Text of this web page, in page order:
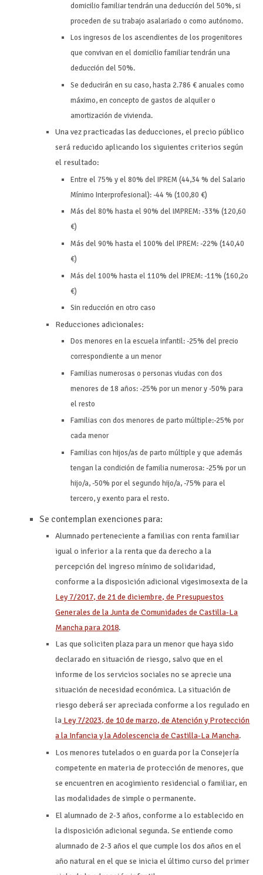
domicilio familiar tendrán una deducción del 50%, si
proceden de su trabajo asalariado o como autónomo.
Los ingresos de los ascendientes de los progenitores
que convivan en el domicilio familiar tendrán una
deducción del 50%.
Se deducirán en su caso, hasta 2.786 € anuales como
máximo, en concepto de gastos de alquiler o
amortización de vivienda.
Una vez practicadas las deducciones, el precio público
será reducido aplicando los siguientes criterios según
el resultado:
Entre el 75% y el 80% del IPREM (44,34 % del Salario
Mínimo Interprofesional): -44 % (100,80 €)
Más del 80% hasta el 90% del IMPREM: -33% (120,60
€)
Más del 90% hasta el 100% del IPREM: -22% (140,40
€)
Más del 100% hasta el 110% del IPREM: -11% (160,2o
€)
Sin reducción en otro caso
Reducciones adicionales:
Dos menores en la escuela infantil: -25% del precio
correspondiente a un menor
Familias numerosas o personas viudas con dos
menores de 18 años: -25% por un menor y -50% para
el resto
Familias con dos menores de parto múltiple:-25% por
cada menor
Familias con hijos/as de parto múltiple y que además
tengan la condición de familia numerosa: -25% por un
hijo/a, -50% por el segundo hijo/a, -75% para el
tercero, y exento para el resto.
Se contemplan exenciones para:
Alumnado perteneciente a familias con renta familiar
igual o inferior a la renta que da derecho a la
percepción del ingreso mínimo de solidaridad,
conforme a la disposición adicional vigesimosexta de la
Ley 7/2017, de 21 de diciembre, de Presupuestos
Generales de la Junta de Comunidades de Castilla-La
Mancha para 2018.
Las que soliciten plaza para un menor que haya sido
declarado en situación de riesgo, salvo que en el
informe de los servicios sociales no se aprecie una
situación de necesidad económica. La situación de
riesgo deberá ser apreciada conforme a los regulado en
la Ley 7/2023, de 10 de marzo, de Atención y Protección
a la Infancia y la Adolescencia de Castilla-La Mancha.
Los menores tutelados o en guarda por la Consejería
competente en materia de protección de menores, que
se encuentren en acogimiento residencial o familiar, en
las modalidades de simple o permanente.
El alumnado de 2-3 años, conforme a lo establecido en
la disposición adicional segunda. Se entiende como
alumnado de 2-3 años el que cumple los dos años en el
año natural en el que se inicia el último curso del primer